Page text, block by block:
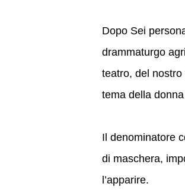
Dopo Sei
drammaturgo
teatro, del
tema della
Il denominatore
di maschera,
l’apparire.